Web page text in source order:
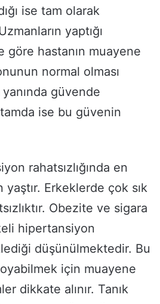
ise tam olarak
yaptığı
göre hastanın muayene
normal olması
güvende
ise bu güvenin
rahatsızlığında en
Erkeklerde çok sık
Obezite ve sigara
hipertansiyon
düşünülmektedir. Bu
için muayene
dikkate alınır. Tanık